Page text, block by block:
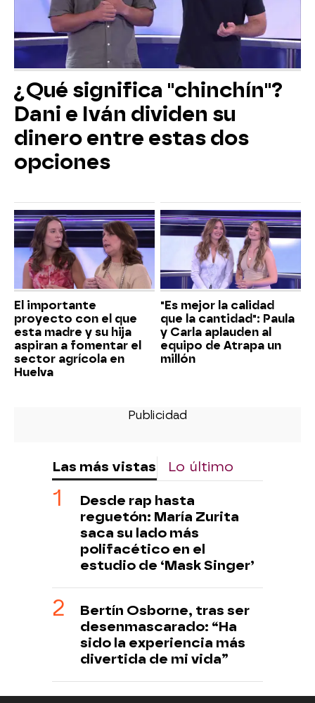
¿Qué significa "chinchín"?
Dani e Iván dividen su
dinero entre estas dos
opciones
El importante
proyecto con el que
esta madre y su hija
aspiran a fomentar el
sector agrícola en
Huelva
"Es mejor la calidad
que la cantidad": Paula
y Carla aplauden al
equipo de Atrapa un
millón
Las más vistas Lo último
Desde rap hasta
reguetón: María Zurita
saca su lado más
polifacético en el
estudio de ‘Mask Singer’
Bertín Osborne, tras ser
desenmascarado: “Ha
sido la experiencia más
divertida de mi vida”